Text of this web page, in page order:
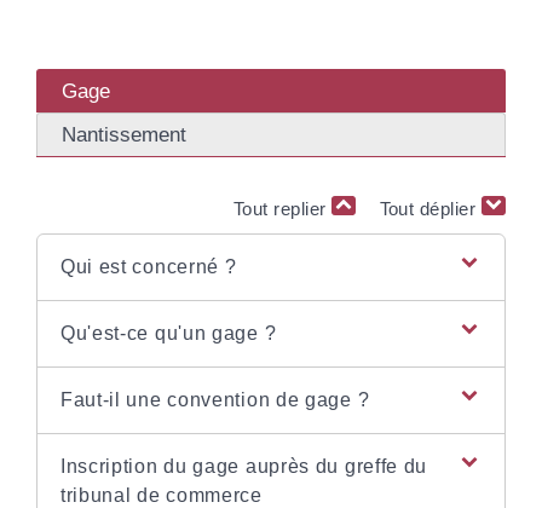
Gage
Nantissement
Tout replier Tout déplier
Qui est concerné ?
Qu'est-ce qu'un gage ?
Faut-il une convention de gage ?
Inscription du gage auprès du greffe du
tribunal de commerce